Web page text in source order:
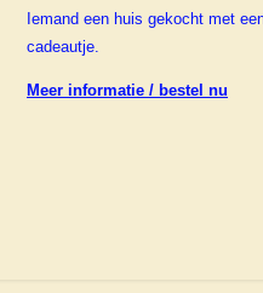
Iemand een huis gekocht met
cadeautje.
Meer informatie / bestel nu